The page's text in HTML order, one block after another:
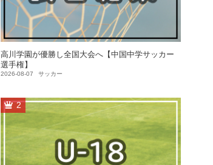
高川学園が優勝し全国大会へ【中国中学サッカー
選手権】
2026-08-07 サッカー
2